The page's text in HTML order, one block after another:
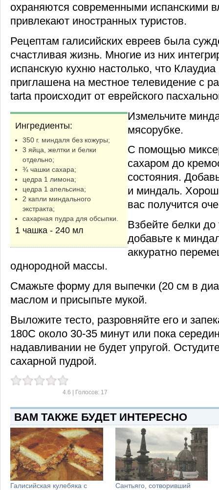
охраняются современными испанскими
привлекают иностранных туристов.
Рецептам галисийских евреев была
счастливая жизнь. Многие из них
испанскую кухню настолько, что
приглашена на местное телевидение с
tarta происходит от еврейского
Ингредиенты:
350 г. миндаля без кожуры;
3 яйца, желтки и белки
отдельно;
¾ чашки сахара;
цедра 1 лимона;
цедра 1 апельсина;
2 капли миндального
экстракта;
сахарная пудра для обсыпки.
1 чашка - 240 мл
Измельчите
мясорубке.
С помощью
сахаром до
состояния.
и миндаль.
вас получится
Взбейте белки
добавьте к
аккуратно
однородной массы.
Смажьте форму для выпечки (20 см в
маслом и присыпьте мукой.
Выложите тесто, разровняйте его и
180С около 30-35 минут или пока
надавливании не будет упругой.
сахарной пудрой.
4.6 | Голосов: 17
ВАМ ТАКЖЕ БУДЕТ ИНТЕРЕСНО
Галисийская кулебяка с
Сантьяго, сотворивший